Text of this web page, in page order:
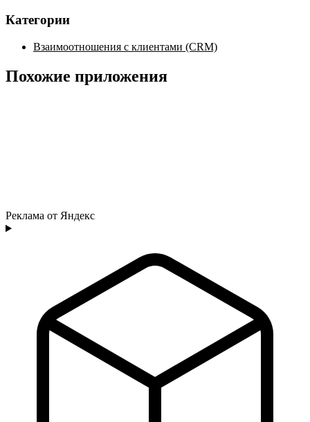
Категории
Взаимоотношения с клиентами (CRM)
Похожие приложения
Реклама от Яндекс